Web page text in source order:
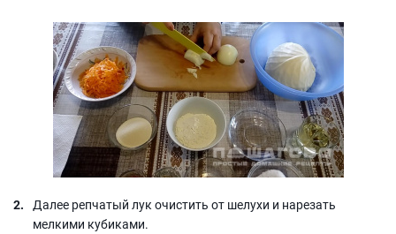
Далее репчатый лук очистить от шелухи и нарезать
мелкими кубиками.